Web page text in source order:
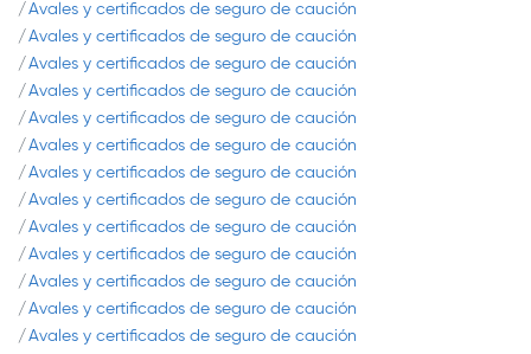
Avales y certificados de seguro de caución
Avales y certificados de seguro de caución
Avales y certificados de seguro de caución
Avales y certificados de seguro de caución
Avales y certificados de seguro de caución
Avales y certificados de seguro de caución
Avales y certificados de seguro de caución
Avales y certificados de seguro de caución
Avales y certificados de seguro de caución
Avales y certificados de seguro de caución
Avales y certificados de seguro de caución
Avales y certificados de seguro de caución
Avales y certificados de seguro de caución